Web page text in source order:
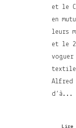
et le
en
leurs
et le
Alfred
d’à...
Lire